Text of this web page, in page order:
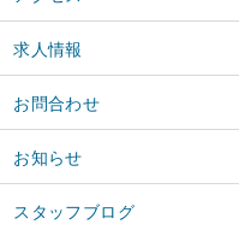
求人情報
お問合わせ
お知らせ
スタッフブログ